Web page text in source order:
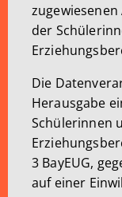
der
Die
Herausgabe
Schülerinnen
3 BayEUG,
auf einer